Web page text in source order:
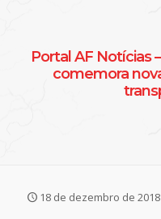
Portal AF Notícias
comemora
18 de dezembro de 2018